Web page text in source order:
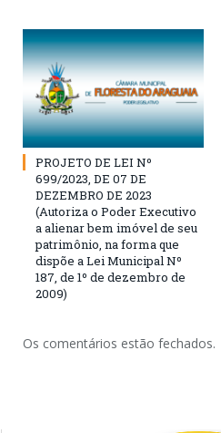
PROJETO DE LEI Nº
699/2023, DE 07 DE
DEZEMBRO DE 2023
(Autoriza o Poder Executivo
a alienar bem imóvel de seu
patrimônio, na forma que
dispõe a Lei Municipal Nº
187, de 1º de dezembro de
2009)
Os comentários estão fechados.